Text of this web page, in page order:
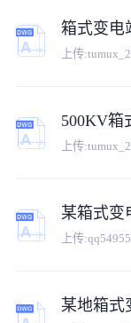
箱式变电
上传:
500KV箱
上传:
某箱式变
上传:
某地箱式